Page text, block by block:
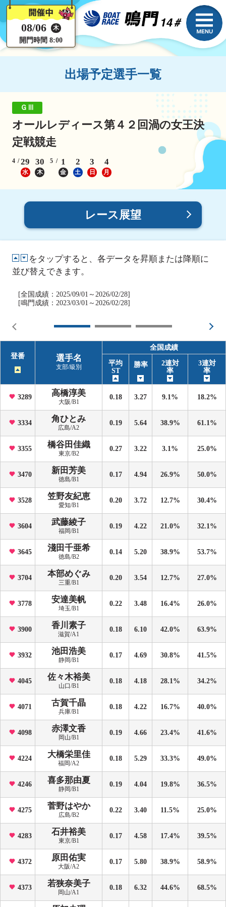
08/06 木
開門時間 8:00
出場予定選手一覧
ＧⅢ
オールレディース第４２回渦の女王決
定戦競走
4 29
水
30
木
5 1
金
2
土
3
日
4
月
レース展望
をタップすると、各データを昇順または降順に
並び替えできます。
[全国成績：2025/09/01～2026/02/28]
[鳴門成績：2023/03/01～2026/02/28]
登番 選手名
支部/級別
全国成績
平均
ST
勝率
2連対
率
3連対
率
3289 高橋淳美
大阪/B1
0.18 3.27 9.1% 18.2%
3334 角ひとみ
広島/A2
0.19 5.64 38.9% 61.1%
3355 橋谷田佳織
東京/B2
0.27 3.22 3.1% 25.0%
3470 新田芳美
徳島/B1
0.17 4.94 26.9% 50.0%
3528 笠野友紀恵
愛知/B1
0.20 3.72 12.7% 30.4%
3604 武藤綾子
福岡/B1
0.19 4.22 21.0% 32.1%
3645 淺田千亜希
徳島/B2
0.14 5.20 38.9% 53.7%
3704 本部めぐみ
三重/B1
0.20 3.54 12.7% 27.0%
3778 安達美帆
埼玉/B1
0.22 3.48 16.4% 26.0%
3900 香川素子
滋賀/A1
0.18 6.10 42.0% 63.9%
3932 池田浩美
静岡/B1
0.17 4.69 30.8% 41.5%
4045 佐々木裕美
山口/B1
0.18 4.18 28.1% 34.2%
4071 古賀千晶
兵庫/B1
0.18 4.22 16.7% 40.0%
4098 赤澤文香
岡山/B1
0.19 4.66 23.4% 41.6%
4224 大橋栄里佳
福岡/A2
0.18 5.29 33.3% 49.0%
4246 喜多那由夏
静岡/B1
0.19 4.04 19.8% 36.5%
4275 菅野はやか
広島/B2
0.22 3.40 11.5% 25.0%
4283 石井裕美
東京/B1
0.17 4.58 17.4% 39.5%
4372 原田佑実
大阪/A2
0.17 5.80 38.9% 58.9%
4373 若狭奈美子
岡山/A1
0.18 6.32 44.6% 68.5%